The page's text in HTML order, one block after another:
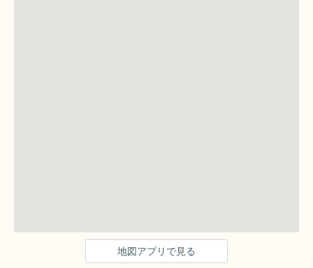
地図アプリで見る